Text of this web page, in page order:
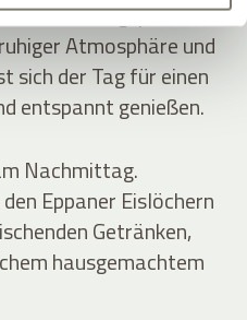
die Mittagspause
Atmosphäre und
sich der Tag für einen
entspannt genießen.
Nachmittag.
Eppaner Eislöchern
Getränken,
hausgemachtem